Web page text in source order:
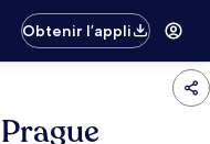
Obtenir l’appli